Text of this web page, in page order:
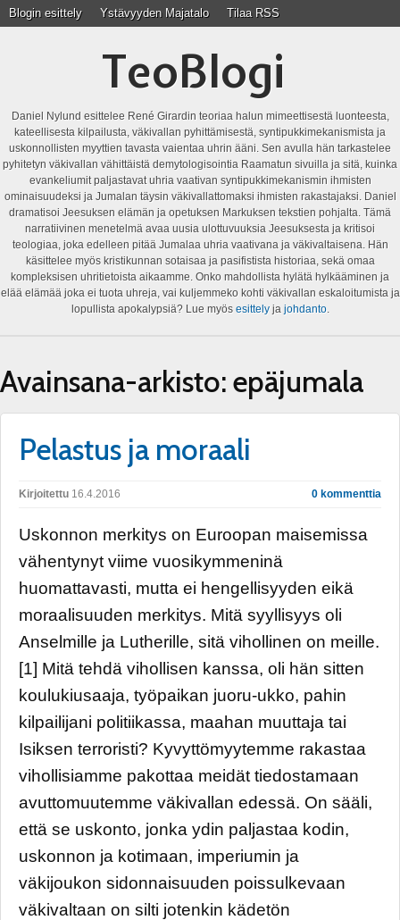
Blogin esittely Ystävyyden Majatalo Tilaa RSS
TeoBlogi
Daniel Nylund esittelee René Girardin teoriaa halun mimeettisestä luonteesta,
kateellisesta kilpailusta, väkivallan pyhittämisestä, syntipukkimekanismista ja
uskonnollisten myyttien tavasta vaientaa uhrin ääni. Sen avulla hän tarkastelee
pyhitetyn väkivallan vähittäistä demytologisointia Raamatun sivuilla ja sitä, kuinka
evankeliumit paljastavat uhria vaativan syntipukkimekanismin ihmisten
ominaisuudeksi ja Jumalan täysin väkivallattomaksi ihmisten rakastajaksi. Daniel
dramatisoi Jeesuksen elämän ja opetuksen Markuksen tekstien pohjalta. Tämä
narratiivinen menetelmä avaa uusia ulottuvuuksia Jeesuksesta ja kritisoi
teologiaa, joka edelleen pitää Jumalaa uhria vaativana ja väkivaltaisena. Hän
käsittelee myös kristikunnan sotaisaa ja pasifistista historiaa, sekä omaa
kompleksisen uhritietoista aikaamme. Onko mahdollista hylätä hylkääminen ja
elää elämää joka ei tuota uhreja, vai kuljemmeko kohti väkivallan eskaloitumista ja
lopullista apokalypsiä? Lue myös esittelyja johdanto.
Avainsana-arkisto: epäjumala
Pelastus ja moraali
Kirjoitettu 16.4.2016 0 kommenttia
Uskonnon merkitys on Euroopan maisemissa
vähentynyt viime vuosikymmeninä
huomattavasti, mutta ei hengellisyyden eikä
moraalisuuden merkitys. Mitä syyllisyys oli
Anselmille ja Lutherille, sitä vihollinen on meille.
[1] Mitä tehdä vihollisen kanssa, oli hän sitten
koulukiusaaja, työpaikan juoru-ukko, pahin
kilpailijani politiikassa, maahan muuttaja tai
Isiksen terroristi? Kyvyttömyytemme rakastaa
vihollisiamme pakottaa meidät tiedostamaan
avuttomuutemme väkivallan edessä. On sääli,
että se uskonto, jonka ydin paljastaa kodin,
uskonnon ja kotimaan, imperiumin ja
väkijoukon sidonnaisuuden poissulkevaan
väkivaltaan on silti jotenkin kädetön